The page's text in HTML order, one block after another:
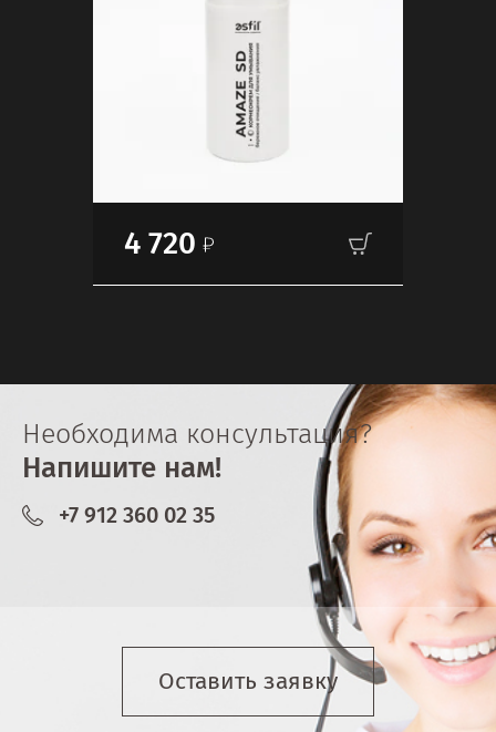
4 720
Необходима консультация?
Напишите нам!
+7 912 360 02 35
Оставить заявку